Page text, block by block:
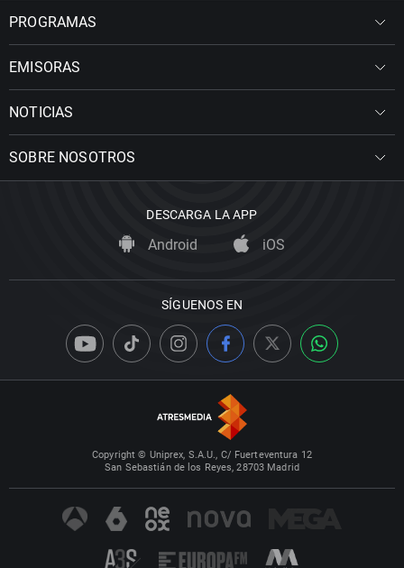
PROGRAMAS
EMISORAS
NOTICIAS
SOBRE NOSOTROS
DESCARGA LA APP
Android iOS
SÍGUENOS EN
Copyright © Uniprex, S.A.U., C/ Fuerteventura 12
San Sebastián de los Reyes, 28703 Madrid